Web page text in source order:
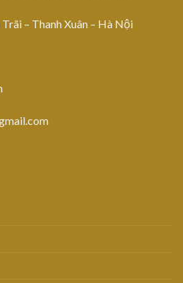
– Thanh Xuân – Hà Nội